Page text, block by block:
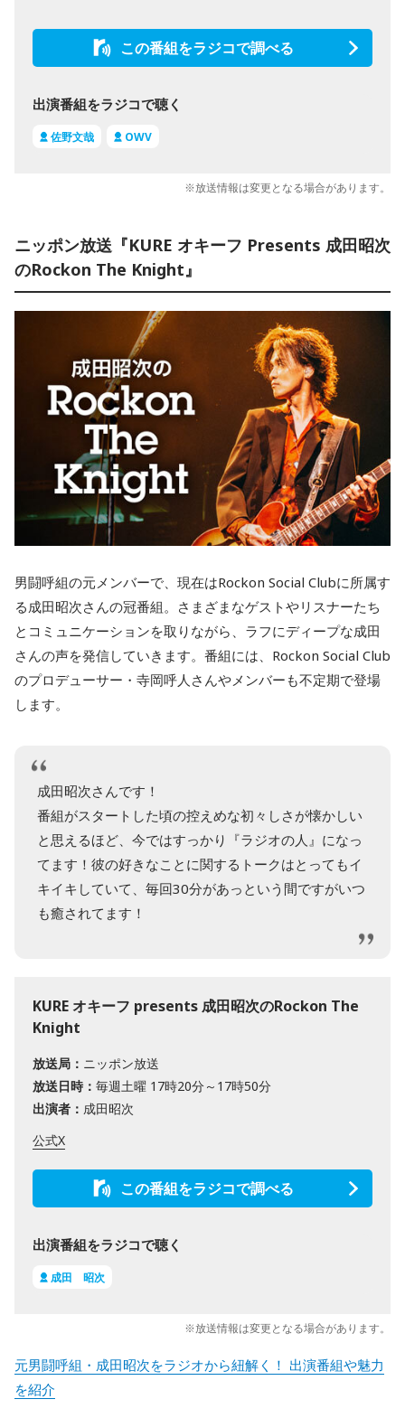
この番組をラジコで調べる
出演番組をラジコで聴く
佐野文哉 OWV
※放送情報は変更となる場合があります。
ニッポン放送『KURE オキーフ Presents 成田昭次
のRockon The Knight』
男闘呼組の元メンバーで、現在はRockon Social Clubに所属す
る成田昭次さんの冠番組。さまざまなゲストやリスナーたち
とコミュニケーションを取りながら、ラフにディープな成田
さんの声を発信していきます。番組には、Rockon Social Club
のプロデューサー・寺岡呼人さんやメンバーも不定期で登場
します。
成田昭次さんです！
番組がスタートした頃の控えめな初々しさが懐かしい
と思えるほど、今ではすっかり『ラジオの人』になっ
てます！彼の好きなことに関するトークはとってもイ
キイキしていて、毎回30分があっという間ですがいつ
も癒されてます！
KURE オキーフ presents 成田昭次のRockon The
Knight
放送局： ニッポン放送
放送日時： 毎週土曜 17時20分～17時50分
出演者： 成田昭次
公式X
この番組をラジコで調べる
出演番組をラジコで聴く
成田 昭次
※放送情報は変更となる場合があります。
元男闘呼組・成田昭次をラジオから紐解く！ 出演番組や魅力
を紹介